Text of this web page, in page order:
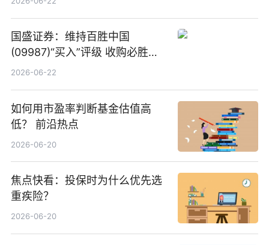
国盛证券：维持百胜中国
(09987)“买入”评级 收购必胜客
中国增厚利润加速成长 信息
2026-06-22
如何用市盈率判断基金估值高
低？ 前沿热点
2026-06-20
焦点快看：投保时为什么优先选
重疾险？
2026-06-20